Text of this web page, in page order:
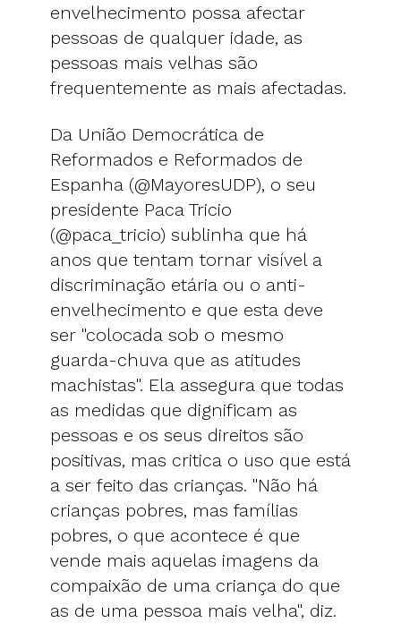
envelhecimento possa afectar
pessoas de qualquer idade, as
pessoas mais velhas são
frequentemente as mais afectadas.
Da União Democrática de
Reformados e Reformados de
Espanha (@MayoresUDP), o seu
presidente Paca Tricio
(@paca_tricio) sublinha que há
anos que tentam tornar visível a
discriminação etária ou o anti-
envelhecimento e que esta deve
ser "colocada sob o mesmo
guarda-chuva que as atitudes
machistas". Ela assegura que todas
as medidas que dignificam as
pessoas e os seus direitos são
positivas, mas critica o uso que está
a ser feito das crianças. "Não há
crianças pobres, mas famílias
pobres, o que acontece é que
vende mais aquelas imagens da
compaixão de uma criança do que
as de uma pessoa mais velha", diz.